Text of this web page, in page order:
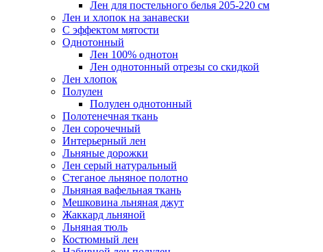
Лен для постельного белья 205-220 см
Лен и хлопок на занавески
С эффектом мятости
Однотонный
Лен 100% однотон
Лен однотонный отрезы со скидкой
Лен хлопок
Полулен
Полулен однотонный
Полотенечная ткань
Лен сорочечный
Интерьерный лен
Льняные дорожки
Лен серый натуральный
Стеганое льняное полотно
Льняная вафельная ткань
Мешковина льняная джут
Жаккард льняной
Льняная тюль
Костюмный лен